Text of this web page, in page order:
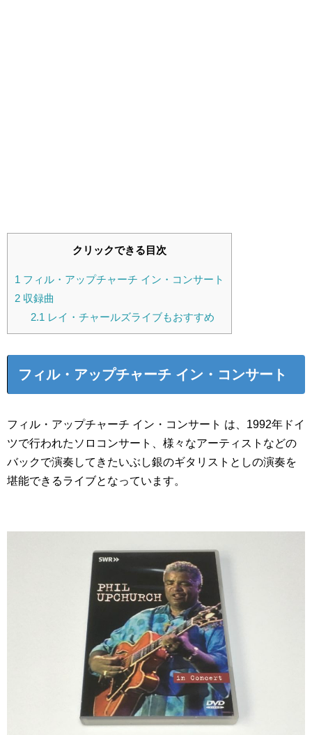
クリックできる目次
1 フィル・アップチャーチ イン・コンサート
2 収録曲
2.1 レイ・チャールズライブもおすすめ
フィル・アップチャーチ イン・コンサート
フィル・アップチャーチ イン・コンサート は、1992年ドイ
ツで行われたソロコンサート、様々なアーティストなどの
バックで演奏してきたいぶし銀のギタリストとしの演奏を
堪能できるライブとなっています。